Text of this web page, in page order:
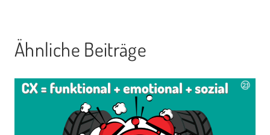
Ähnliche Beiträge